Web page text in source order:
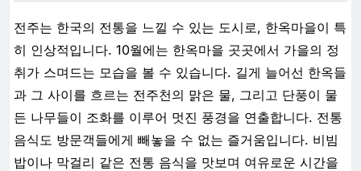
전주는 한국의 전통을 느낄 수 있는 도시로, 한옥마을이 특
히 인상적입니다. 10월에는 한옥마을 곳곳에서 가을의 정
취가 스며드는 모습을 볼 수 있습니다. 길게 늘어선 한옥들
과 그 사이를 흐르는 전주천의 맑은 물, 그리고 단풍이 물
든 나무들이 조화를 이루어 멋진 풍경을 연출합니다. 전통
음식도 방문객들에게 빼놓을 수 없는 즐거움입니다. 비빔
밥이나 막걸리 같은 전통 음식을 맛보며 여유로운 시간을